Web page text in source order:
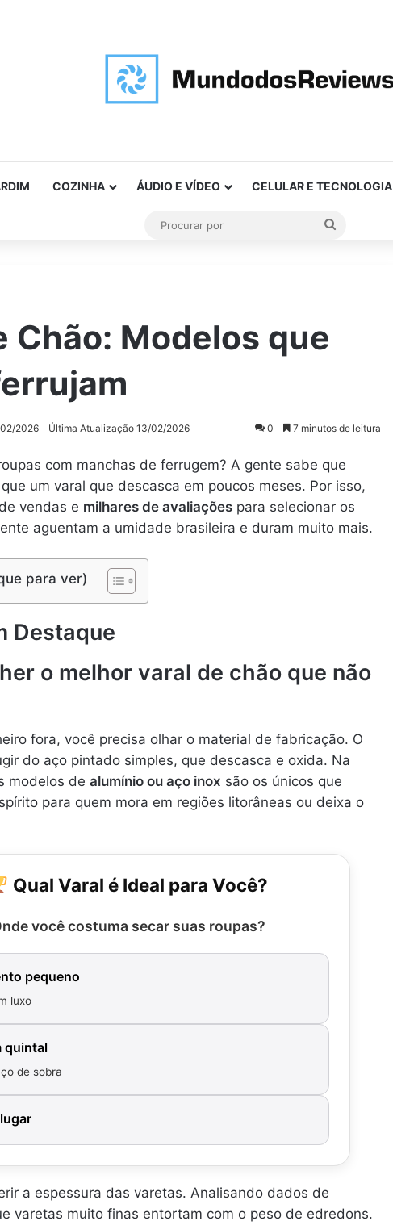
COZINHA ÁUDIO E VÍDEO CELULAR E TECNOLOGIA
Chão: Modelos que
2026 Última Atualização 13/02/2026 0 7 minutos de leitura
com manchas de ferrugem? A gente sabe que
um varal que descasca em poucos meses. Por isso,
vendas e milhares de avaliações para selecionar os
aguentam a umidade brasileira e duram muito mais.
para ver)
Destaque
o melhor varal de chão que não
fora, você precisa olhar o material de fabricação. O
do aço pintado simples, que descasca e oxida. Na
modelos de alumínio ou aço inox são os únicos que
para quem mora em regiões litorâneas ou deixa o
Qual Varal é Ideal para Você?
você costuma secar suas roupas?
pequeno
luxo
quintal
de sobra
a espessura das varetas. Analisando dados de
varetas muito finas entortam com o peso de edredons.